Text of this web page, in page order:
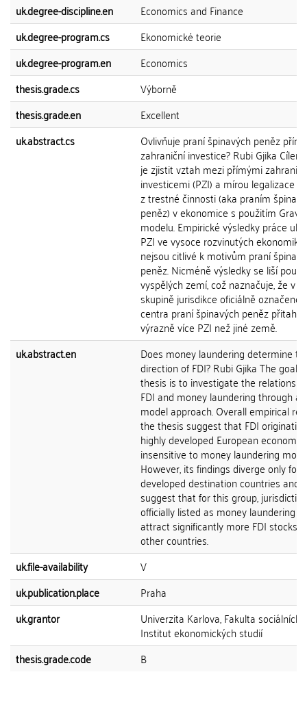
uk.degree-discipline.en
Economics and Finance
uk.degree-program.cs
Ekonomické teorie
uk.degree-program.en
Economics
thesis.grade.cs
Výborně
thesis.grade.en
Excellent
uk.abstract.cs
Ovlivňuje praní špinavých peněz
zahraniční investice? Rubi Gjika
je zjistit vztah mezi přímými
investicemi (PZI) a mírou legalizace
z trestné činnosti (aka praním
peněz) v ekonomice s použitím
modelu. Empirické výsledky práce
PZI ve vysoce rozvinutých
nejsou citlivé k motivům praní
peněz. Nicméně výsledky se liší
vyspělých zemí, což naznačuje, že v
skupině jurisdikce oficiálně označené
centra praní špinavých peněz přitahují
výrazně více PZI než jiné země.
uk.abstract.en
Does money laundering determine
direction of FDI? Rubi Gjika The goal
thesis is to investigate the
FDI and money laundering through a
model approach. Overall empirical
the thesis suggest that FDI
highly developed European
insensitive to money laundering
However, its findings diverge only for
developed destination countries and
suggest that for this group,
officially listed as money laundering
attract significantly more FDI stocks
other countries.
uk.file-availability
V
uk.publication.place
Praha
uk.grantor
Univerzita Karlova, Fakulta sociálních
Institut ekonomických studií
thesis.grade.code
B